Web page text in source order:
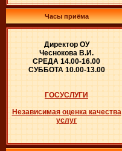
Часы приёма
Директор ОУ
Чеснокова В.И.
СРЕДА 14.00-16.00
СУББОТА 10.00-13.00
ГОСУСЛУГИ
Независимая оценка качества
услуг